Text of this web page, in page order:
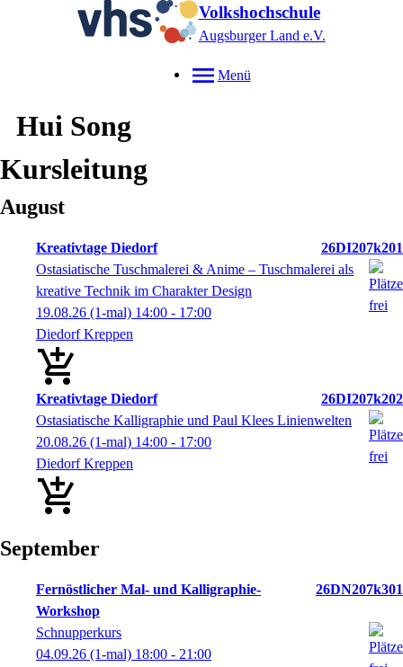
Volkshochschule
Augsburger Land e.V.
Menü
Hui Song
Kursleitung
August
Kreativtage Diedorf
26DI207k201
Ostasiatische Tuschmalerei & Anime – Tuschmalerei als
kreative Technik im Charakter Design
19.08.26 (1-mal) 14:00 - 17:00
Diedorf Kreppen
Kreativtage Diedorf
26DI207k202
Ostasiatische Kalligraphie und Paul Klees Linienwelten
20.08.26 (1-mal) 14:00 - 17:00
Diedorf Kreppen
September
Fernöstlicher Mal- und Kalligraphie-
Workshop
26DN207k301
Schnupperkurs
04.09.26 (1-mal) 18:00 - 21:00